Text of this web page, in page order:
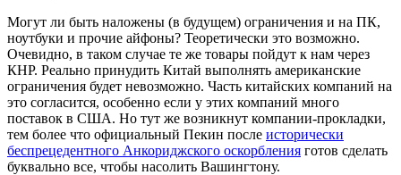
Могут ли быть наложены (в будущем) ограничения и на ПК,
ноутбуки и прочие айфоны? Теоретически это возможно.
Очевидно, в таком случае те же товары пойдут к нам через
КНР. Реально принудить Китай выполнять американские
ограничения будет невозможно. Часть китайских компаний на
это согласится, особенно если у этих компаний много
поставок в США. Но тут же возникнут компании-прокладки,
тем более что официальный Пекин после исторически
беспрецедентного Анкориджского оскорбления готов сделать
буквально все, чтобы насолить Вашингтону.